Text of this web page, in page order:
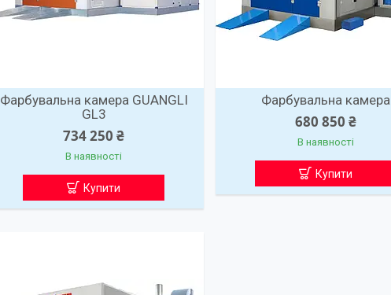
Фарбувальна камера GUANGLI
GL3
734 250 ₴
В наявності
Купити
Фарбувальна камера
680 850 ₴
В наявності
Купити